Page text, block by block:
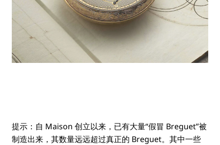
提示： 自 Maison 创立以来，已有大量“假冒 Breguet”被
制造出来，其数量远远超过真正的 Breguet。其中一些